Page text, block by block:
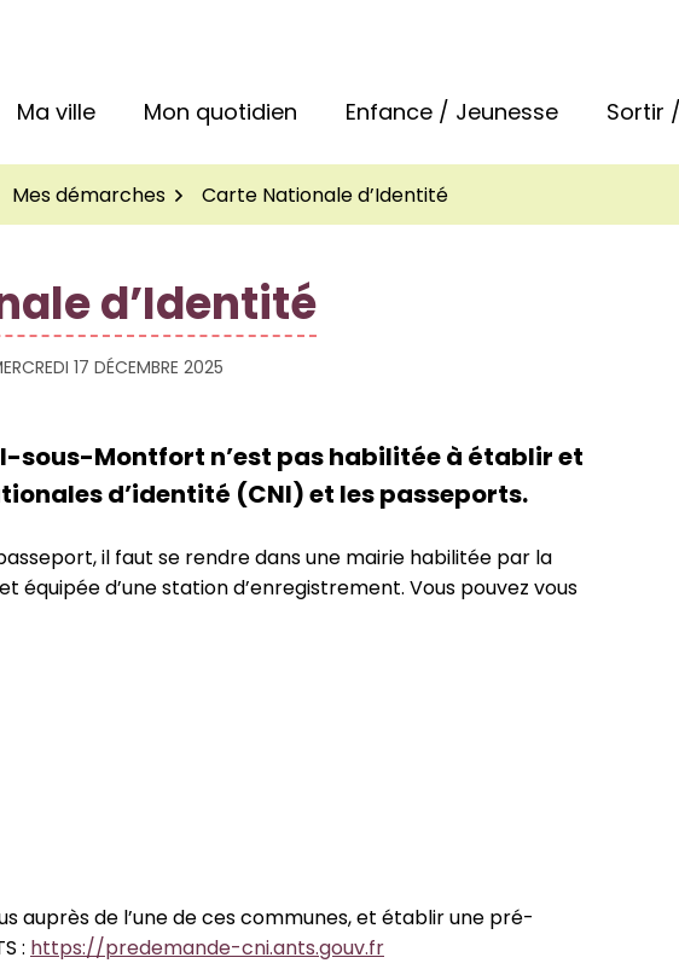
Ma ville Mon quotidien Enfance / Jeunesse Sortir
Mes démarches Carte Nationale d’Identité
d’Identité
17 DÉCEMBRE 2025
sous-Montfort n’est pas habilitée à établir et
d’identité (CNI) et les passeports.
il faut se rendre dans une mairie habilitée par la
équipée d’une station d’enregistrement. Vous pouvez vous
auprès de l’une de ces communes, et établir une pré-
: https://predemande-cni.ants.gouv.fr